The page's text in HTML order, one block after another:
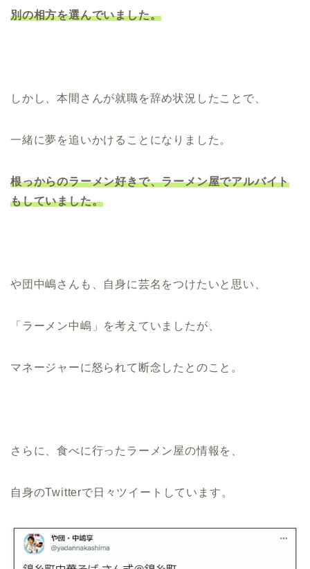
別の相方を選んでいました。
しかし、本間さんが就職を辞め状況したことで、
一緒に夢を追いかけることになりました。
根っからのラーメン好きで、ラーメン屋でアルバイト
もしていました。
や団中嶋さんも、自身に芸名をつけたいと思い、
「ラーメン中嶋」を考えていましたが、
マネージャーに怒られて断念したとのこと。
さらに、食べに行ったラーメン屋の情報を、
自身のTwitterで日々ツイートしています。